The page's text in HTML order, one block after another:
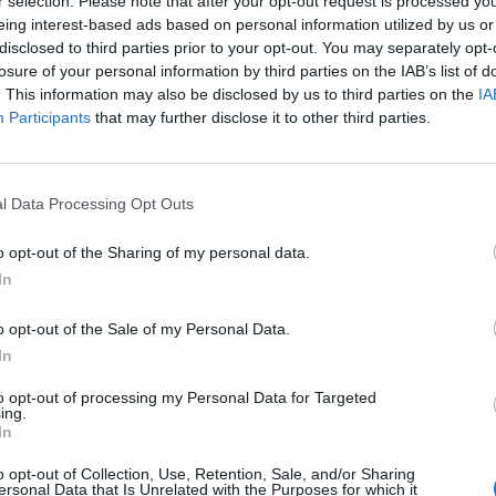
interest-based ads based on personal information utilized by us
to third parties prior to your opt-out. You may separately
of your personal information by third parties on the IAB’s list of
This information may also be disclosed by us to third parties on the
Participants that may further disclose it to other third parties.
Data Processing Opt Outs
opt-out of the Sharing of my personal data.
opt-out of the Sale of my Personal Data.
opt-out of processing my Personal Data for Targeted
opt-out of Collection, Use, Retention, Sale, and/or Sharing
Data that Is Unrelated with the Purposes for which it
c'è sicuramente Raspadori, molto attivo
che lo ha visto debuttare in Serie A. C
Retegui, sempre troppo solo in area, e
è proprio Raspadori a sbloccare il
l'area. La Moldova continua a
che dovrebbe essere il rapporto
campo.
Trump, Meloni e la strategia